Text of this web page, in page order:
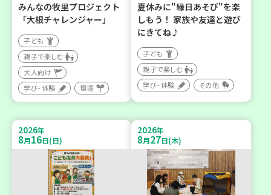
みんなの牧里プロジェクト
「大根チャレンジャー」
子ども
親子で楽しむ
大人向け
学び・体験
環境
夏休みに"縁日あそび"を楽
しもう！ 家族や友達と遊び
にきてね♪
子ども
親子で楽しむ
学び・体験
その他
2026年
8月16日(日)
2026年
8月27日(木)